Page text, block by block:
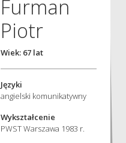
Furman
Piotr
Wiek: 67 lat
Języki
angielski komunikatywny
Wykształcenie
PWST Warszawa 1983 r.